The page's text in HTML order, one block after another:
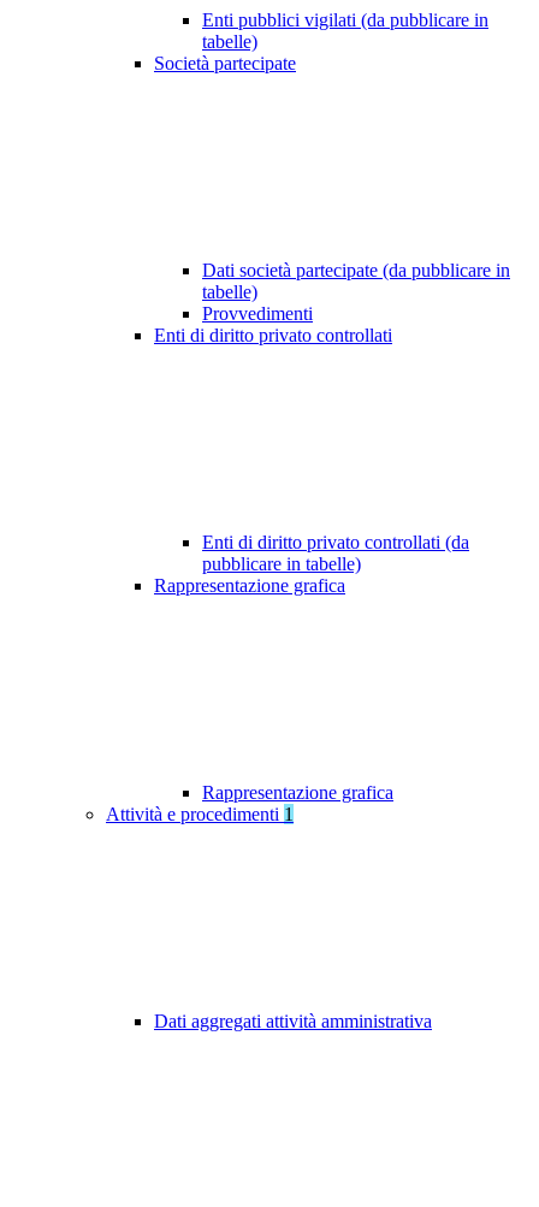
Enti pubblici vigilati (da pubblicare in
tabelle)
Società partecipate
Dati società partecipate (da pubblicare in
tabelle)
Provvedimenti
Enti di diritto privato controllati
Enti di diritto privato controllati (da
pubblicare in tabelle)
Rappresentazione grafica
Rappresentazione grafica
Attività e procedimenti 1
Dati aggregati attività amministrativa